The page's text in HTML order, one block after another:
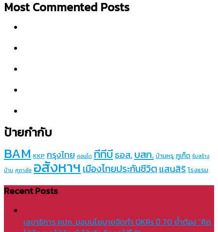
Most Commented Posts
ป้ายกำกับ
BAM KKP กรุงไทย คอนโด ทีทีบีธอส. บสก. บ้านหรู ภูเก็ต รับสร้าง
บ้าน ศุภาลัย อสังหาฯเมืองไทยประกันชีวิต แสนสิริ โรงแรม
Recent Posts
เลขาธิการ คปภ. มอบนโยบายจัดทำ OKRs ปี 70 ย้ำต้อง “คิด